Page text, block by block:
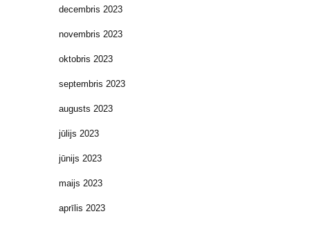
decembris 2023
novembris 2023
oktobris 2023
septembris 2023
augusts 2023
jūlijs 2023
jūnijs 2023
maijs 2023
aprīlis 2023